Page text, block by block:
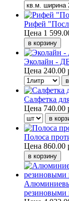
Рифей
Цена 1
Эколайн -
Цена 240.00
Салфетка
Цена 740.00
Полоса
Цена 860.00
резиновыми